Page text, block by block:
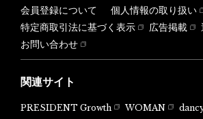
会員登録について
個人情報の取り扱い
特定商取引法に基づく表示
広告掲載
お問い合わせ
関連サイト
PRESIDENT Growth WOMAN